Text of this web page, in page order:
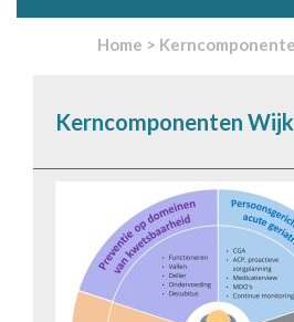
Home >
Kerncomponenten